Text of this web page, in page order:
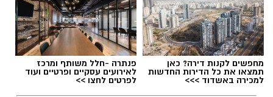
חייבים להישבר יחד איתו.
מערכת האתר / 09:04 23.07.26
מחפשים לקנות דירה? כאן
תמצאו את כל הדירות החדשות
למכירה באשדוד >>>
פנתרה -חלל משותף ומרכז
לאירועים עסקיים ופרטיים ועוד
לפרטים לחצו >>